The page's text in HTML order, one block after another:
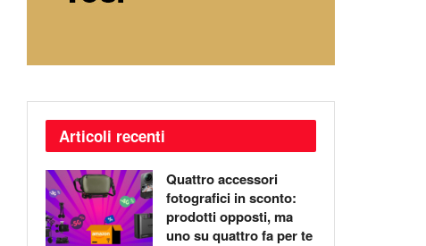
Articoli recenti
Quattro accessori
fotografici in sconto:
prodotti opposti, ma
uno su quattro fa per te